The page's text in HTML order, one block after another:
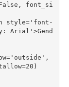
,
font_si
style='font-
Arial'>Gend
='outside' ,
=20 )